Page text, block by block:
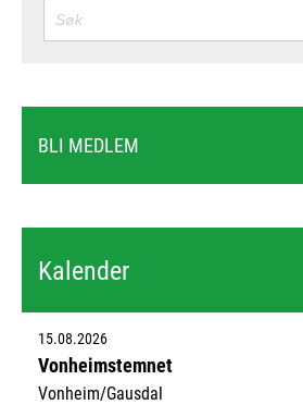
SØK
BLI MEDLEM
Kalender
15.08.2026
Vonheimstemnet
Vonheim/Gausdal